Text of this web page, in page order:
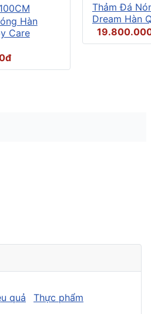
Hàn
Care
Thảm Đá
Dream Hàn
quả Thực phẩm